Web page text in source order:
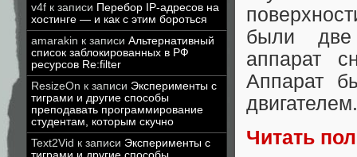
v4f к записи Перебор IP-адресов на
хостинге — и как с этим бороться
amarakin к записи Альтернативный
список заблокированных в РФ
ресурсов Re:filter
ResizeOn к записи Эксперименты с
тиграми и другие способы
преподавать программирование
студентам, которым скучно
Text2Vid к записи Эксперименты с
были две
аппарат
Аппарат
двигателем.
Читать